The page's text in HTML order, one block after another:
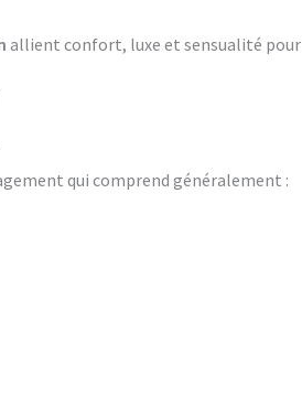
allient confort, luxe et sensualité pour
qui comprend généralement :